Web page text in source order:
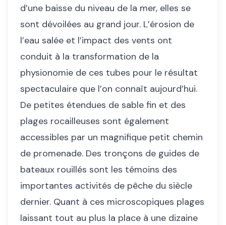
d’une baisse du niveau de la mer, elles se
sont dévoilées au grand jour. L’érosion de
l’eau salée et l’impact des vents ont
conduit à la transformation de la
physionomie de ces tubes pour le résultat
spectaculaire que l’on connaît aujourd’hui.
De petites étendues de sable fin et des
plages rocailleuses sont également
accessibles par un magnifique petit chemin
de promenade. Des tronçons de guides de
bateaux rouillés sont les témoins des
importantes activités de pêche du siècle
dernier. Quant à ces microscopiques plages
laissant tout au plus la place à une dizaine